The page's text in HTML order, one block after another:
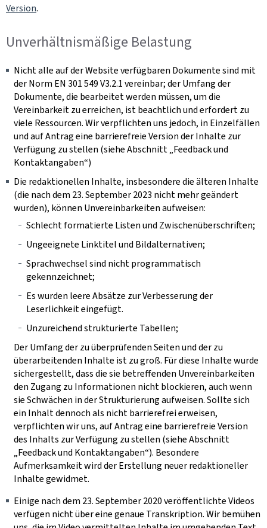
Version.
Unverhältnismäßige Belastung
Nicht alle auf der Website verfügbaren Dokumente sind mit
der Norm EN 301 549 V3.2.1 vereinbar; der Umfang der
Dokumente, die bearbeitet werden müssen, um die
Vereinbarkeit zu erreichen, ist beachtlich und erfordert zu
viele Ressourcen. Wir verpflichten uns jedoch, in Einzelfällen
und auf Antrag eine barrierefreie Version der Inhalte zur
Verfügung zu stellen (siehe Abschnitt „Feedback und
Kontaktangaben“)
Die redaktionellen Inhalte, insbesondere die älteren Inhalte
(die nach dem 23. September 2023 nicht mehr geändert
wurden), können Unvereinbarkeiten aufweisen:
Schlecht formatierte Listen und Zwischenüberschriften;
Ungeeignete Linktitel und Bildalternativen;
Sprachwechsel sind nicht programmatisch
gekennzeichnet;
Es wurden leere Absätze zur Verbesserung der
Leserlichkeit eingefügt.
Unzureichend strukturierte Tabellen;
Der Umfang der zu überprüfenden Seiten und der zu
überarbeitenden Inhalte ist zu groß. Für diese Inhalte wurde
sichergestellt, dass die sie betreffenden Unvereinbarkeiten
den Zugang zu Informationen nicht blockieren, auch wenn
sie Schwächen in der Strukturierung aufweisen. Sollte sich
ein Inhalt dennoch als nicht barrierefrei erweisen,
verpflichten wir uns, auf Antrag eine barrierefreie Version
des Inhalts zur Verfügung zu stellen (siehe Abschnitt
„Feedback und Kontaktangaben“). Besondere
Aufmerksamkeit wird der Erstellung neuer redaktioneller
Inhalte gewidmet.
Einige nach dem 23. September 2020 veröffentlichte Videos
verfügen nicht über eine genaue Transkription. Wir bemühen